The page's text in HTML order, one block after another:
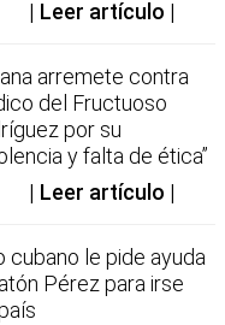
Leer artículo
arremete contra
del Fructuoso
por su
y falta de ética”
Leer artículo
cubano le pide ayuda
Pérez para irse